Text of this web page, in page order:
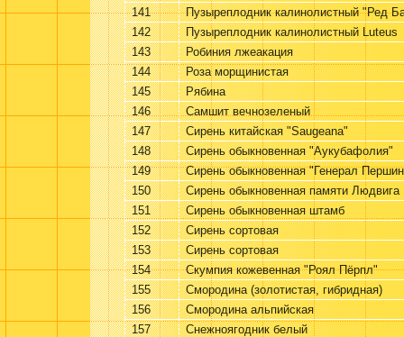
141
Пузыреплодник калинолистный "Ред
142
Пузыреплодник калинолистный Luteus
143
Робиния лжеакация
144
Роза морщинистая
145
Рябина
146
Самшит вечнозеленый
147
Сирень китайская "Saugeana"
148
Сирень обыкновенная "Аукубафолия"
149
Сирень обыкновенная "Генерал
150
Сирень обыкновенная памяти
151
Сирень обыкновенная штамб
152
Сирень сортовая
153
Сирень сортовая
154
Скумпия кожевенная "Роял Пёрпл"
155
Смородина (золотистая, гибридная)
156
Смородина альпийская
157
Снежноягодник белый